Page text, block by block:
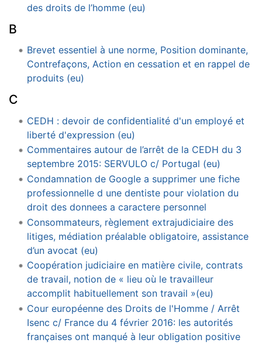
des droits de l’homme (eu)
B
Brevet essentiel à une norme, Position dominante,
Contrefaçons, Action en cessation et en rappel de
produits (eu)
C
CEDH : devoir de confidentialité d'un employé et
liberté d'expression (eu)
Commentaires autour de l’arrêt de la CEDH du 3
septembre 2015: SERVULO c/ Portugal (eu)
Condamnation de Google a supprimer une fiche
professionnelle d une dentiste pour violation du
droit des donnees a caractere personnel
Consommateurs, règlement extrajudiciaire des
litiges, médiation préalable obligatoire, assistance
d’un avocat (eu)
Coopération judiciaire en matière civile, contrats
de travail, notion de « lieu où le travailleur
accomplit habituellement son travail »(eu)
Cour européenne des Droits de l'Homme / Arrêt
Isenc c/ France du 4 février 2016: les autorités
françaises ont manqué à leur obligation positive